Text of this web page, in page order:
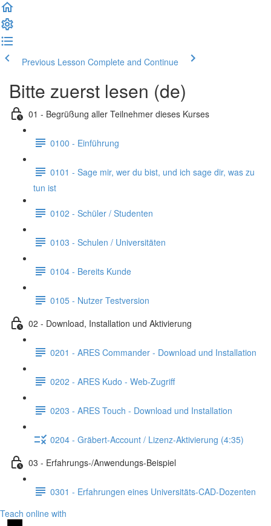
Previous Lesson Complete and Continue
Bitte zuerst lesen (de)
01 - Begrüßung aller Teilnehmer dieses Kurses
0100 - Einführung
0101 - Sage mir, wer du bist, und ich sage dir, was zu
tun ist
0102 - Schüler / Studenten
0103 - Schulen / Universitäten
0104 - Bereits Kunde
0105 - Nutzer Testversion
02 - Download, Installation und Aktivierung
0201 - ARES Commander - Download und Installation
0202 - ARES Kudo - Web-Zugriff
0203 - ARES Touch - Download und Installation
0204 - Gräbert-Account / Lizenz-Aktivierung (4:35)
03 - Erfahrungs-/Anwendungs-Beispiel
0301 - Erfahrungen eines Universitäts-CAD-Dozenten
Teach online with